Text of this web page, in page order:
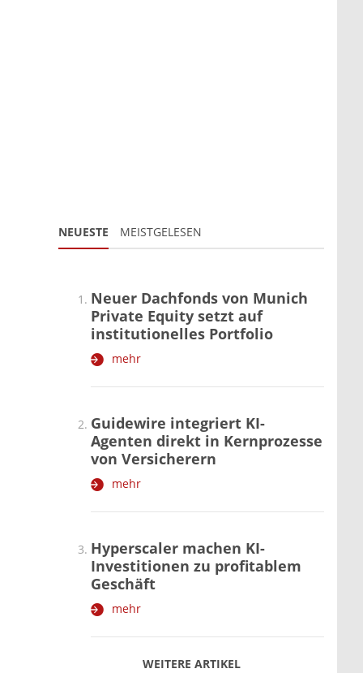
NEUESTE MEISTGELESEN
WEITERE ARTIKEL
zurückweiter
Neuer Dachfonds von Munich
Private Equity setzt auf
institutionelles Portfolio
mehr
Guidewire integriert KI-
Agenten direkt in Kernprozesse
von Versicherern
mehr
Hyperscaler machen KI-
Investitionen zu profitablem
Geschäft
mehr